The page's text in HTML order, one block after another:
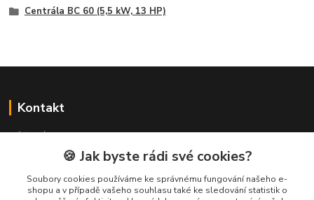
Centrála BC 60 (5,5 kW, 13 HP)
Kontakt
+420 481 621 329
centraly@enhlava.cz
🍪 Jak byste rádi své cookies?
Soubory cookies používáme ke správnému fungování našeho e-
shopu a v případě vašeho souhlasu také ke sledování statistik o